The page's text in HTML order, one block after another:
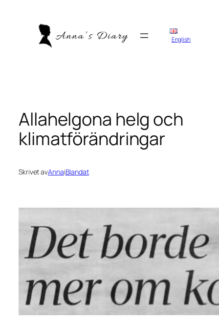
English
Allahelgona helg och
klimatförändringar
Skrivet avAnnaiBlandat